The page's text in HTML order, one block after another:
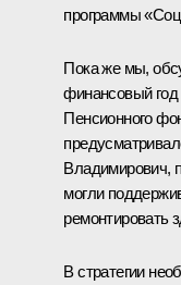
программы
Пока же мы,
финансовый год
Пенсионного
Владимирович,
могли
ремонтировать
В стратегии